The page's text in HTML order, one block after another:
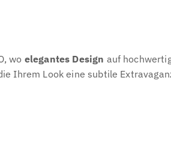
wo elegantes Design auf
Ihrem Look eine subtile